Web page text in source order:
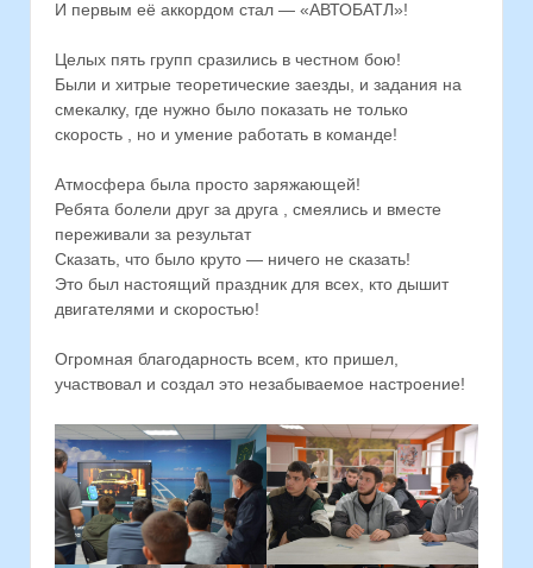
И первым её аккордом стал — «АВТОБАТЛ»!
️Целых пять групп сразились в честном бою!
Были и хитрые теоретические заезды, и задания на
смекалку, где нужно было показать не только
скорость , но и умение работать в команде!
Атмосфера была просто заряжающей!
Ребята болели друг за друга , смеялись и вместе
переживали за результат
Сказать, что было круто — ничего не сказать!
Это был настоящий праздник для всех, кто дышит
двигателями и скоростью!
Огромная благодарность всем, кто пришел,
участвовал и создал это незабываемое настроение!